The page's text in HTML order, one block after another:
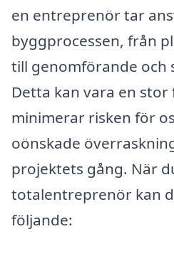
en entreprenör tar
byggprocessen, från
till genomförande och
Detta kan vara en
minimerar risken för
oönskade
projektets gång. När
totalentreprenör kan
följande: